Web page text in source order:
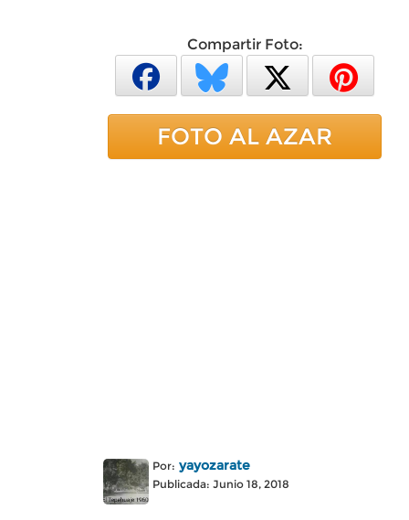
Compartir Foto:
FOTO AL AZAR
Por: yayozarate
Publicada: Junio 18, 2018